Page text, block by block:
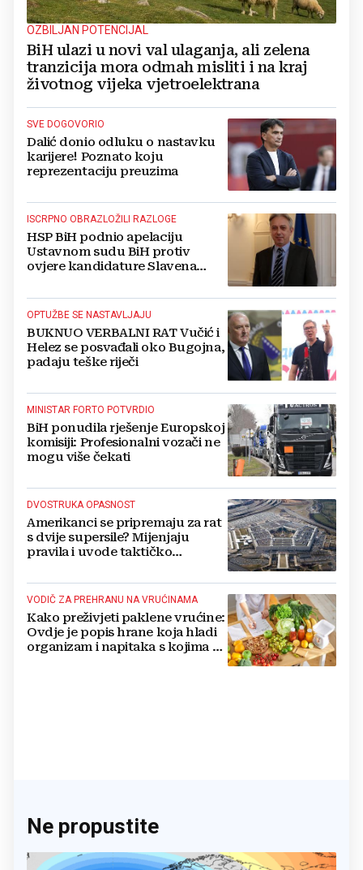
OZBILJAN POTENCIJAL
BiH ulazi u novi val ulaganja, ali zelena
tranzicija mora odmah misliti i na kraj
životnog vijeka vjetroelektrana
SVE DOGOVORIO
Dalić donio odluku o nastavku
karijere! Poznato koju
reprezentaciju preuzima
ISCRPNO OBRAZLOŽILI RAZLOGE
HSP BiH podnio apelaciju
Ustavnom sudu BiH protiv
ovjere kandidature Slavena
OPTUŽBE SE NASTAVLJAJU
BUKNUO VERBALNI RAT Vučić i
Helez se posvađali oko Bugojna,
padaju teške riječi
MINISTAR FORTO POTVRDIO
BiH ponudila rješenje Europskoj
komisiji: Profesionalni vozači ne
mogu više čekati
DVOSTRUKA OPASNOST
Amerikanci se pripremaju za rat
s dvije supersile? Mijenjaju
pravila i uvode taktičko
VODIČ ZA PREHRANU NA VRUĆINAMA
Kako preživjeti paklene vrućine:
Ovdje je popis hrane koja hladi
organizam i napitaka s kojima si
Ne propustite